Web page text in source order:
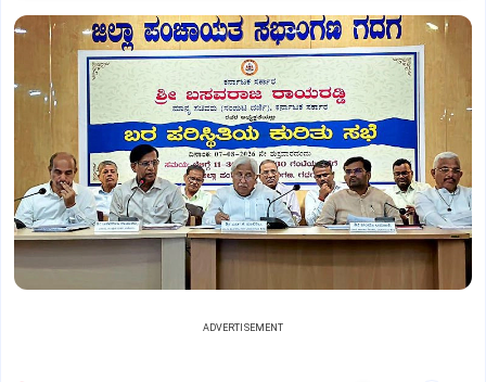
ADVERTISEMENT